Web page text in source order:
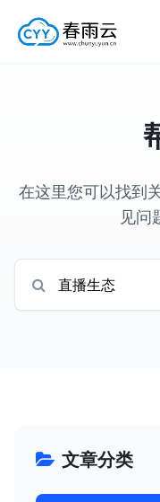
在这里您可以找到
见问
文章分类